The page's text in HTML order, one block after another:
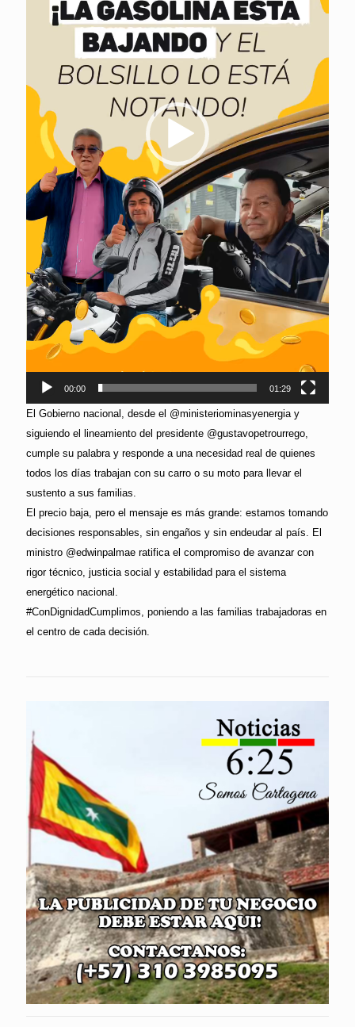
00:00 01:29
El Gobierno nacional, desde el @ministeriominasyenergia y
siguiendo el lineamiento del presidente @gustavopetrourrego,
cumple su palabra y responde a una necesidad real de quienes
todos los días trabajan con su carro o su moto para llevar el
sustento a sus familias.
El precio baja, pero el mensaje es más grande: estamos tomando
decisiones responsables, sin engaños y sin endeudar al país. El
ministro @edwinpalmae ratifica el compromiso de avanzar con
rigor técnico, justicia social y estabilidad para el sistema
energético nacional.
#ConDignidadCumplimos, poniendo a las familias trabajadoras en
el centro de cada decisión.